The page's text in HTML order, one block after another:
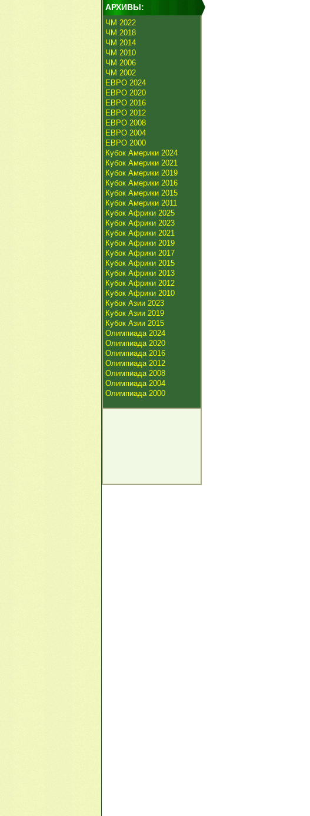
АРХИВЫ:
ЧМ 2022
ЧМ 2018
ЧМ 2014
ЧМ 2010
ЧМ 2006
ЧМ 2002
ЕВРО 2024
ЕВРО 2020
ЕВРО 2016
ЕВРО 2012
ЕВРО 2008
ЕВРО 2004
ЕВРО 2000
Кубок Америки 2024
Кубок Америки 2021
Кубок Америки 2019
Кубок Америки 2016
Кубок Америки 2015
Кубок Америки 2011
Кубок Африки 2025
Кубок Африки 2023
Кубок Африки 2021
Кубок Африки 2019
Кубок Африки 2017
Кубок Африки 2015
Кубок Африки 2013
Кубок Африки 2012
Кубок Африки 2010
Кубок Азии 2023
Кубок Азии 2019
Кубок Азии 2015
Олимпиада 2024
Олимпиада 2020
Олимпиада 2016
Олимпиада 2012
Олимпиада 2008
Олимпиада 2004
Олимпиада 2000